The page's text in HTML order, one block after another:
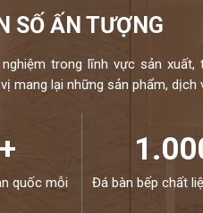
SỐ ẤN TƯỢNG
trong lĩnh vực sản
mang lại những sản phẩm,
quốc mỗi
Đá bàn bếp chất